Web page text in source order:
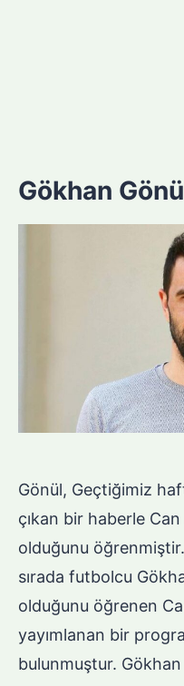
Gökhan
Gönül, Geçtiğimiz
çıkan bir haberle
olduğunu
sırada futbolcu
olduğunu öğrenen
yayımlanan bir
bulunmuştur. Gökhan